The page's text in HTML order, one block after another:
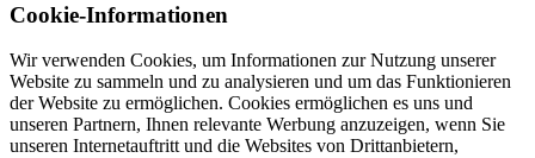
Cookie-Informationen
Wir verwenden Cookies, um Informationen zur Nutzung unserer
Website zu sammeln und zu analysieren und um das Funktionieren
der Website zu ermöglichen. Cookies ermöglichen es uns und
unseren Partnern, Ihnen relevante Werbung anzuzeigen, wenn Sie
unseren Internetauftritt und die Websites von Drittanbietern,